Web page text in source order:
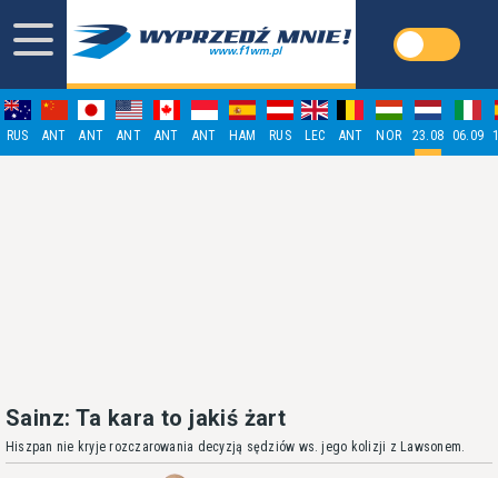
RUS ANT ANT ANT ANT ANT HAM RUS LEC ANT NOR 23.08 06.09
Sainz: Ta kara to jakiś żart
Hiszpan nie kryje rozczarowania decyzją sędziów ws. jego kolizji z Lawsonem.